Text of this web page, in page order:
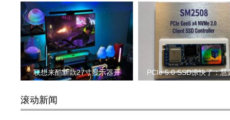
联想来酷新款27寸显示器开 PCIe 5.0 SSD凉快了：慧
滚动新闻